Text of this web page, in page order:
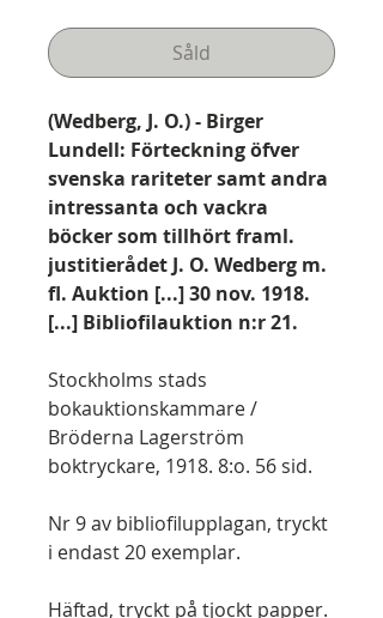
Såld
(Wedberg, J. O.) - Birger
Lundell: Förteckning öfver
svenska rariteter samt andra
intressanta och vackra
böcker som tillhört framl.
justitierådet J. O. Wedberg m.
fl. Auktion [...] 30 nov. 1918.
[...] Bibliofilauktion n:r 21.
Stockholms stads
bokauktionskammare /
Bröderna Lagerström
boktryckare, 1918. 8:o. 56 sid.
Nr 9 av bibliofilupplagan, tryckt
i endast 20 exemplar.
Häftad, tryckt på tjockt papper.